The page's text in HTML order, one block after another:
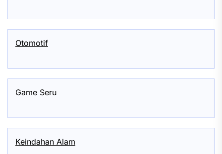
Otomotif
Game Seru
Keindahan Alam